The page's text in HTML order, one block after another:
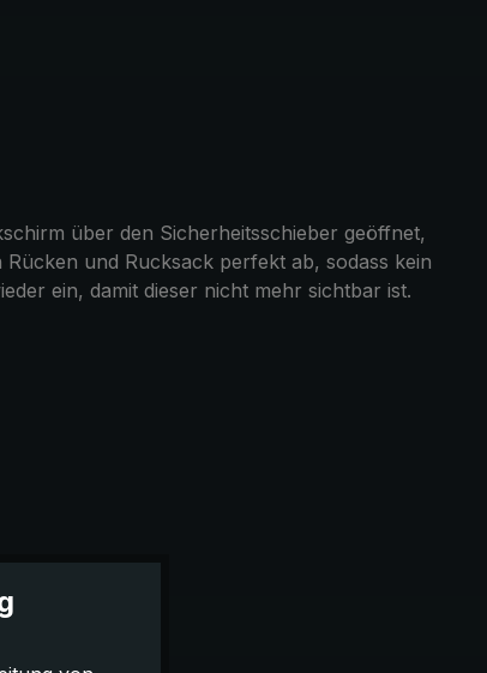
über den Sicherheitsschieber geöffnet,
und Rucksack perfekt ab, sodass kein
ein, damit dieser nicht mehr sichtbar ist.